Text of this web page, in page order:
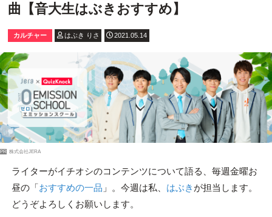
曲【音大生はぶきおすすめ】
カルチャー はぶき りさ 2021.05.14
PR 株式会社JERA
ライターがイチオシのコンテンツについて語る、毎週金曜お
昼の「おすすめの一品 」。今週は私、 はぶき が担当します。
どうぞよろしくお願いします。